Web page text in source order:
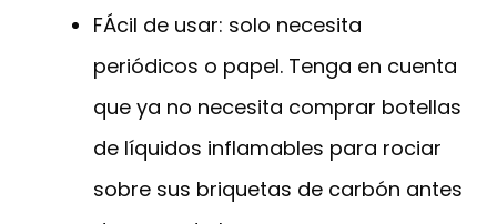
FÁcil de usar: solo necesita
periódicos o papel. Tenga en cuenta
que ya no necesita comprar botellas
de líquidos inflamables para rociar
sobre sus briquetas de carbón antes